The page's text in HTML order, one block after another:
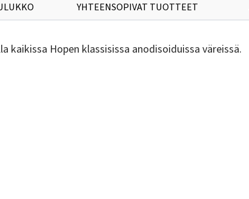
YHTEENSOPIVAT TUOTTEET
Hopen klassisissa anodisoiduissa väreissä.